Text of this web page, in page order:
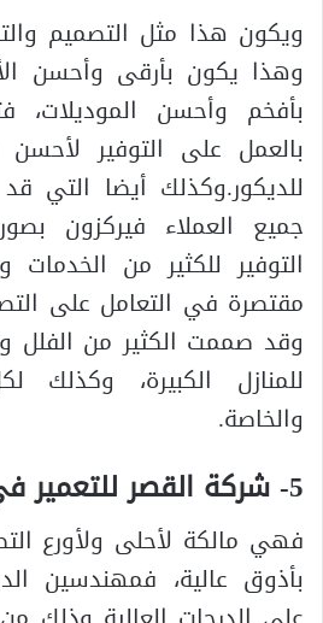
ويكون هذا مثل التصميم
وهذا يكون بأرقى وأحسن
بأفخم وأحسن الموديلات،
بالعمل على التوفير
للديكور.وكذلك أيضا التي
جميع العملاء فيركزون
التوفير للكثير من
مقتصرة في التعامل على
وقد صممت الكثير من الفلل
للمنازل الكبيرة، وكذلك
والخاصة.
5- شركة القصر للتعمير في مدينة الرياض:
فهي مالكة لأحلى ولأورع
بأذوق عالية، فمهندسين